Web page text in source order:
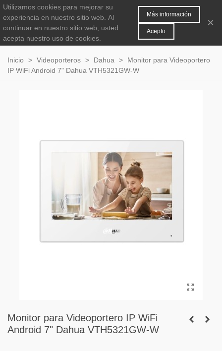
0
Inicio > Videoporteros > Dahua >
Monitor para Videoportero
IP WiFi Android 7" Dahua VTH5321GW-W
Monitor para Videoportero IP WiFi
Android 7" Dahua VTH5321GW-W
Utilizamos cookies para mejorar su
experiencia en nuestro sitio web. Al
continuar en nuestro sitio web, usted
acepta nuestro uso de cookies.
Más información
Acepto
×